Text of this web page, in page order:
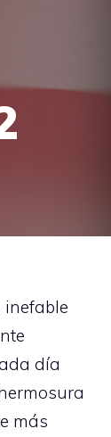
inefable
día
más